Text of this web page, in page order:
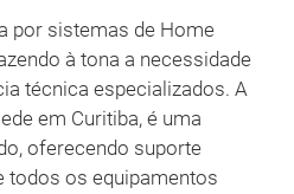
por sistemas de Home
à tona a necessidade
técnica especializados. A
em Curitiba, é uma
oferecendo suporte
todos os equipamentos